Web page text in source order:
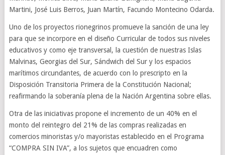
Martini, José Luis Berros, Juan Martín, Facundo Montecino Odarda.
Uno de los proyectos rionegrinos promueve la sanción de una ley
para que se incorpore en el diseño Curricular de todos sus niveles
educativos y como eje transversal, la cuestión de nuestras Islas
Malvinas, Georgias del Sur, Sándwich del Sur y los espacios
marítimos circundantes, de acuerdo con lo prescripto en la
Disposición Transitoria Primera de la Constitución Nacional;
reafirmando la soberanía plena de la Nación Argentina sobre ellas.
Otra de las iniciativas propone el incremento de un 40% en el
monto del reintegro del 21% de las compras realizadas en
comercios minoristas y/o mayoristas establecido en el Programa
“COMPRA SIN IVA”, a los sujetos que encuadren como